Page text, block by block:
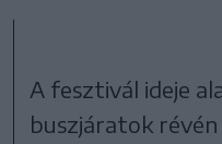
A fesztivál ideje
buszjáratok